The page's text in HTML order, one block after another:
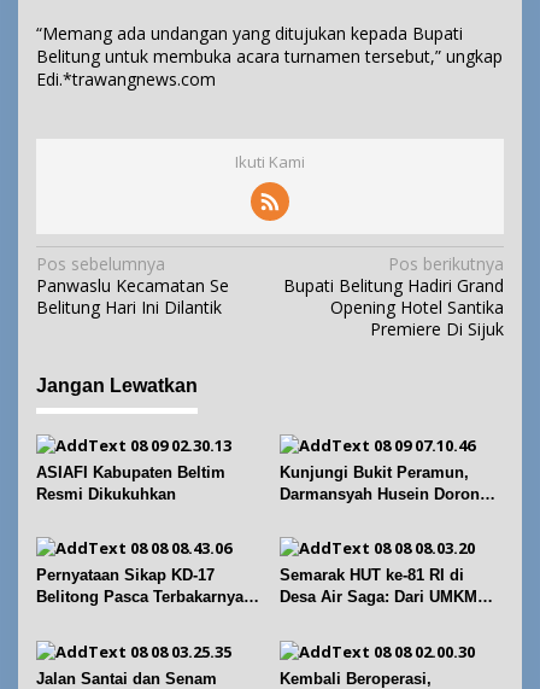
“Memang ada undangan yang ditujukan kepada Bupati
Belitung untuk membuka acara turnamen tersebut,” ungkap
Edi.*trawangnews.com
Ikuti Kami
N
a
g
a
s
i
p
s
Pos sebelumnya
Panwaslu Kecamatan Se
Belitung Hari Ini Dilantik
Pos berikutnya
Bupati Belitung Hadiri Grand
Opening Hotel Santika
Premiere Di Sijuk
Jangan Lewatkan
ASIAFI Kabupaten Beltim
Resmi Dikukuhkan
Kunjungi Bukit Peramun,
Darmansyah Husein Dorong
Pernyataan Sikap KD-17
Belitong Pasca Terbakarnya
Semarak HUT ke-81 RI di
Desa Air Saga: Dari UMKM
Jalan Santai dan Senam
Kembali Beroperasi,